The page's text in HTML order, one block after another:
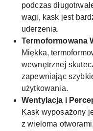
podczas
wagi, kask jest
uderzenia.
Termoformowana
Miękka,
wewnętrznej
zapewniając
użytkowania.
Wentylacja i
Kask wyposażony
z wieloma